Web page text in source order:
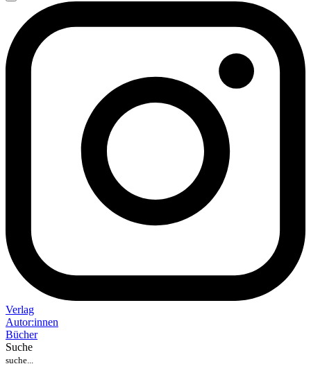
Verlag
Autor:innen
Bücher
Suche